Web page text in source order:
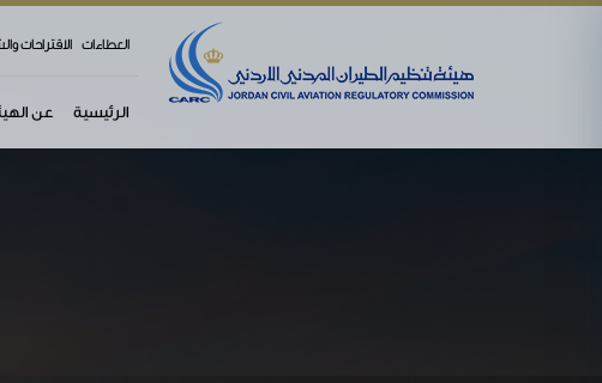
العطاءات الاقتراحات
الرئيسية عن